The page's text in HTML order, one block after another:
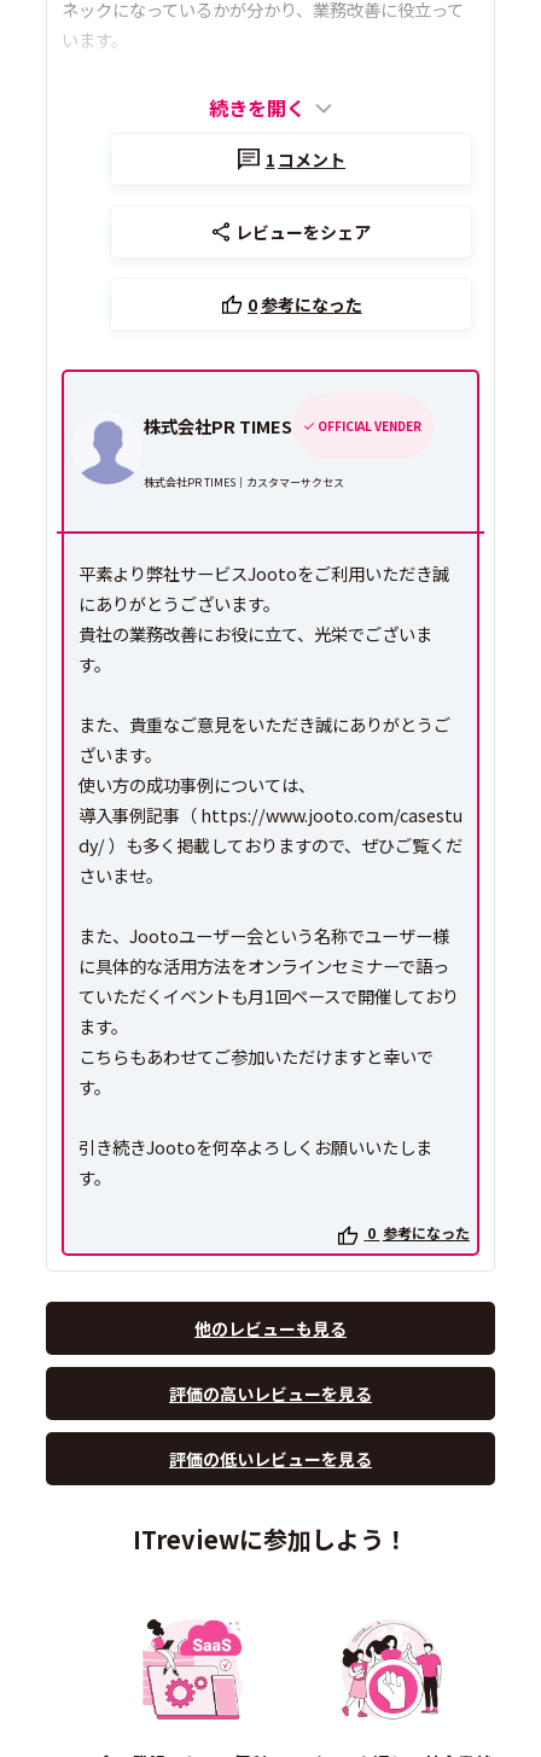
ネックになっているかが分かり、業務改善に役立って
います。
続きを開く
1 コメント
レビューをシェア
0参考になった
株式会社PR TIMES OFFICIAL VENDER
株式会社PR TIMES｜カスタマーサクセス
平素より弊社サービスJootoをご利用いただき誠
にありがとうございます。
貴社の業務改善にお役に立て、光栄でございま
す。
また、貴重なご意見をいただき誠にありがとうご
ざいます。
使い方の成功事例については、
導入事例記事（ https://www.jooto.com/casestu
dy/ ）も多く掲載しておりますので、ぜひご覧くだ
さいませ。
また、Jootoユーザー会という名称でユーザー様
に具体的な活用方法をオンラインセミナーで語っ
ていただくイベントも月1回ペースで開催しており
ます。
こちらもあわせてご参加いただけますと幸いで
す。
引き続きJootoを何卒よろしくお願いいたしま
す。
0 参考になった
他のレビューも見る
評価の高いレビューを見る
評価の低いレビューを見る
ITreviewに参加しよう！